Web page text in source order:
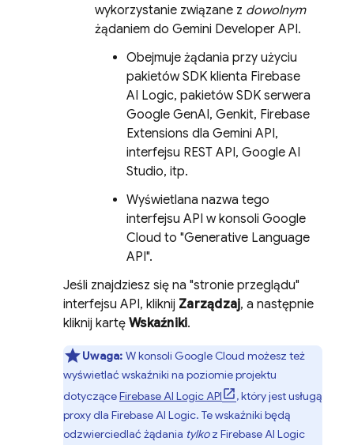
wykorzystanie związane z dowolnym
żądaniem do Gemini Developer API.
Obejmuje żądania przy użyciu
pakietów SDK klienta Firebase
AI Logic, pakietów SDK serwera
Google GenAI, Genkit, Firebase
Extensions dla Gemini API,
interfejsu REST API, Google AI
Studio, itp.
Wyświetlana nazwa tego
interfejsu API w konsoli Google
Cloud to "Generative Language
API".
Jeśli znajdziesz się na "stronie przeglądu"
interfejsu API, kliknij Zarządzaj, a następnie
kliknij kartę Wskaźniki.
Uwaga: W konsoli Google Cloud możesz też
wyświetlać wskaźniki na poziomie projektu
dotycząceFirebase AI LogicAPI
, który jest usługą
proxy dla Firebase AI Logic. Te wskaźniki będą
odzwierciedlać żądania tylkoz Firebase AI Logic